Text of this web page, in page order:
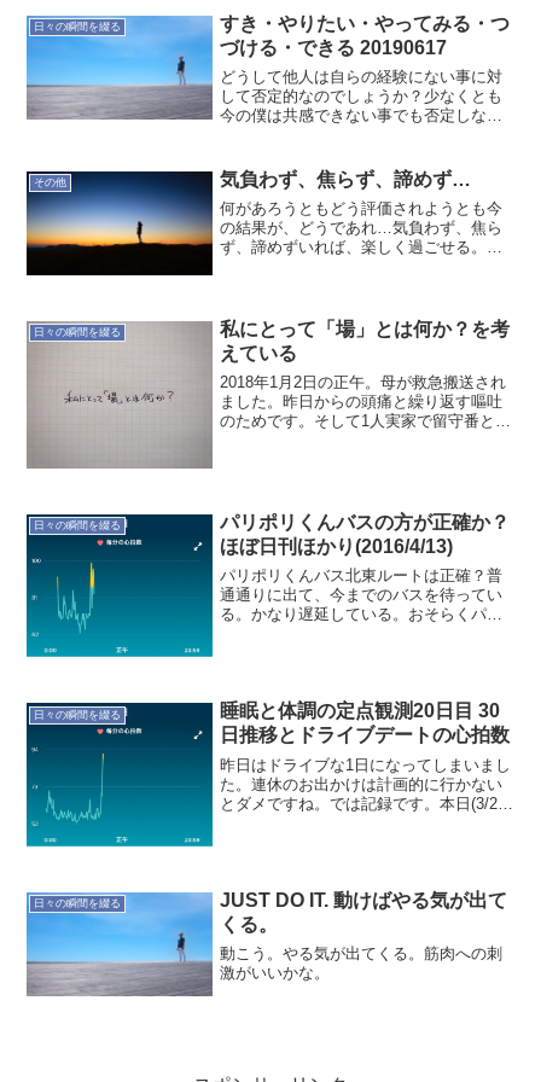
日々の瞬間を綴る
すき・やりたい・やってみる・つ
づける・できる 20190617
どうして他人は自らの経験にない事に対
して否定的なのでしょうか？少なくとも
今の僕は共感できない事でも否定しない
いですから。だから多くの経験値を得る
のが良いと思います。やっ...
その他 気負わず、焦らず、諦めず…
何があろうともどう評価されようとも今
の結果が、どうであれ…気負わず、焦ら
ず、諦めずいれば、楽しく過ごせる。環
日々の瞬間を綴る
私にとって「場」とは何か？を考
えている
2018年1月2日の正午。母が救急搬送され
ました。昨日からの頭痛と繰り返す嘔吐
のためです。そして1人実家で留守番とな
日々の瞬間を綴る
パリポリくんバスの方が正確か？
ほぼ日刊ほかり(2016/4/13)
パリポリくんバス北東ルートは正確？普
通通りに出て、今までのバスを待ってい
る。かなり遅延している。おそらくパリ
日々の瞬間を綴る
睡眠と体調の定点観測20日目 30
日推移とドライブデートの心拍数
昨日はドライブな1日になってしまいまし
た。連休のお出かけは計画的に行かない
とダメですね。では記録です。本日(3/21)
日々の瞬間を綴る
JUST DO IT. 動けばやる気が出て
くる。
動こう。やる気が出てくる。筋肉への刺
激がいいかな。